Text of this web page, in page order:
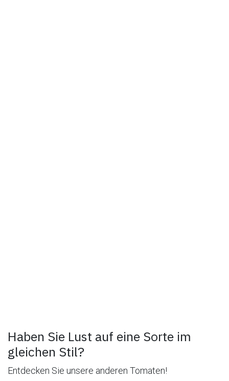
Haben Sie Lust auf eine Sorte im
gleichen Stil?
Entdecken Sie unsere anderen Tomaten!